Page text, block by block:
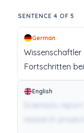
SENTENCE 4 OF 5
German
Wissenschaftler
Fortschritten bei
English